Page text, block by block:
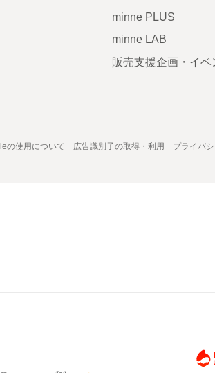
minne PLUS
minne LAB
販売支援企画・イベ
の使用について 広告識別子の取得・利用 プライバ